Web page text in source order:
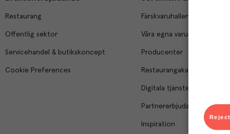
Restaurang
Offentlig sektor
Servicehandel & butikskoncept
Cookie Preferences
Färskvaruhallen
Våra egna varumärken
Producenter
Restaurangakademien
Digitala tjänster
Partnererbjudanden
Inspiration